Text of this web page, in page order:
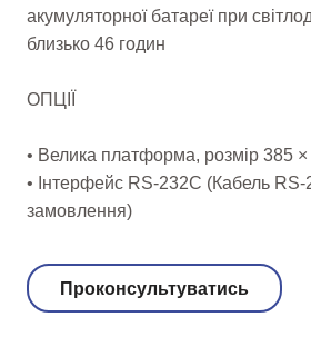
акумуляторної батареї при
близько 46 годин
ОПЦІЇ
• Велика платформа, розмір 385
• Інтерфейс RS-232С (Кабель
замовлення)
Проконсультуватись